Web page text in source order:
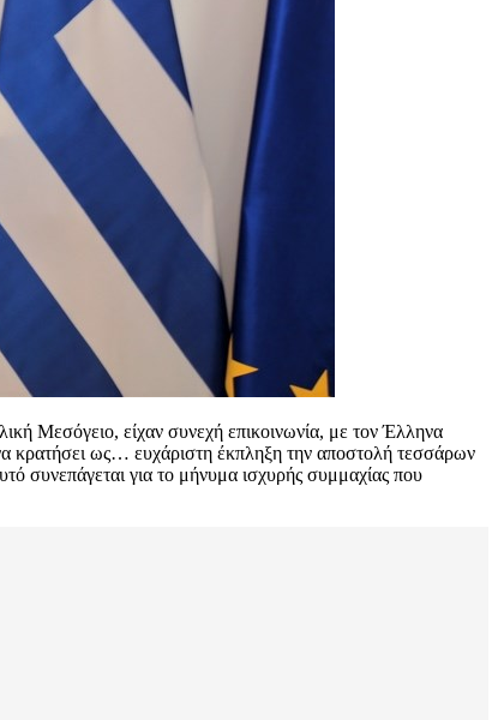
Μεσόγειο, είχαν συνεχή επικοινωνία, με τον Έλληνα
κρατήσει ως… ευχάριστη έκπληξη την αποστολή τεσσάρων
συνεπάγεται για το μήνυμα ισχυρής συμμαχίας που